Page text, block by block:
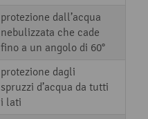
protezione dall’acqua
nebulizzata che cade
fino a un angolo di 60°
protezione dagli
spruzzi d’acqua da tutti
i lati